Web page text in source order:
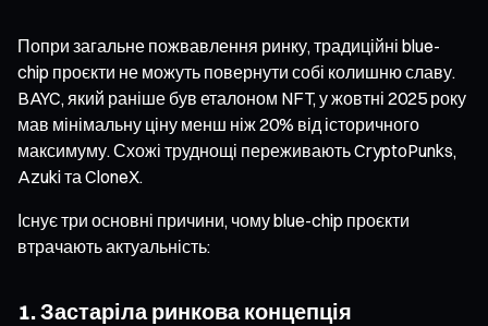
Попри загальне пожвавлення ринку, традиційні blue-
chip проєкти не можуть повернути собі колишню славу.
BAYC, який раніше був еталоном NFT, у жовтні 2025 року
мав мінімальну ціну менш ніж 20% від історичного
максимуму. Схожі труднощі переживають CryptoPunks,
Azuki та CloneX.
Існує три основні причини, чому blue-chip проєкти
втрачають актуальність:
1. Застаріла ринкова концепція